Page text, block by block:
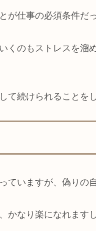
が仕事の必須条件だ
くのもストレスを溜
て続けられることを
ていますが、偽りの
かなり楽になれます